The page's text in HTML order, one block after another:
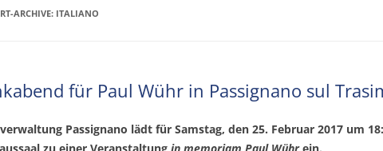
ARCHIVE: ITALIANO
für Paul Wühr in Passignano sul
Passignano lädt für Samstag, den 25. Februar 2017 um